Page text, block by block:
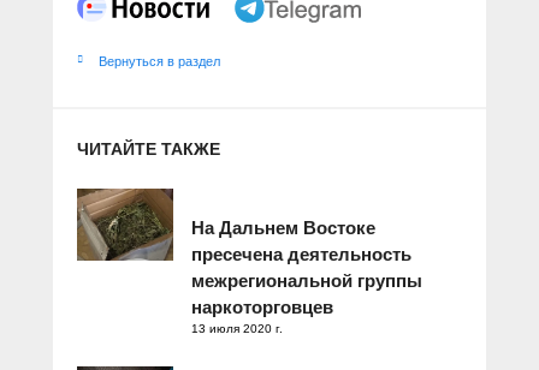
Вернуться в раздел
ЧИТАЙТЕ ТАКЖЕ
На Дальнем Востоке
пресечена деятельность
межрегиональной группы
наркоторговцев
13 июля 2020 г.